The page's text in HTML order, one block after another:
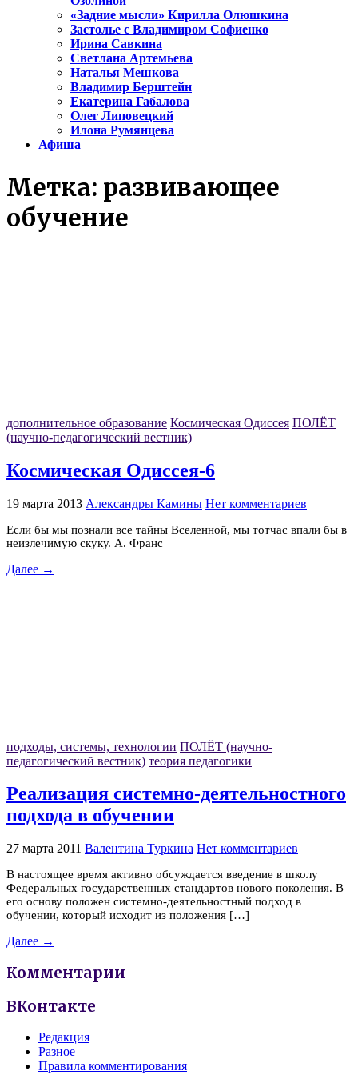
«Задние мысли» Кирилла Олюшкина
Застолье с Владимиром Софиенко
Ирина Савкина
Светлана Артемьева
Наталья Мешкова
Владимир Берштейн
Екатерина Габалова
Олег Липовецкий
Илона Румянцева
Афиша
Метка: развивающее
обучение
дополнительное образование Космическая Одиссея ПОЛЁТ
(научно-педагогический вестник)
Космическая Одиссея-6
19 марта 2013 Александры Камины Нет комментариев
Если бы мы познали все тайны Вселенной, мы тотчас впали бы в
неизлечимую скуку. А. Франс
Далее →
подходы, системы, технологии ПОЛЁТ (научно-
педагогический вестник) теория педагогики
Реализация системно-деятельностного
подхода в обучении
27 марта 2011 Валентина Туркина Нет комментариев
В настоящее время активно обсуждается введение в школу
Федеральных государственных стандартов нового поколения. В
его основу положен системно-деятельностный подход в
обучении, который исходит из положения […]
Далее →
Комментарии
ВКонтакте
Редакция
Разное
Правила комментирования